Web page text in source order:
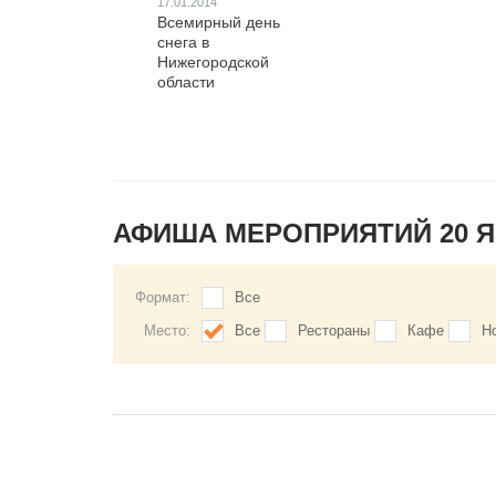
Всемирный день
снега в
Нижегородской
области
АФИША МЕРОПРИЯТИЙ 20
Формат:
Все
Место:
Все Рестораны Кафе